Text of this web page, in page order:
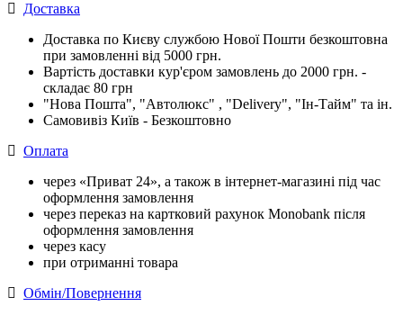
Доставка
Доставка по Києву службою Нової Пошти безкоштовна
при замовленні від 5000 грн.
Вартість доставки кур'єром замовлень до 2000 грн. -
складає 80 грн
"Нова Пошта", "Автолюкс" , "Delivery", "Iн-Тайм" та ін.
Самовивіз Київ - Безкоштовно
Оплата
через «Приват 24», а також в інтернет-магазині під час
оформлення замовлення
через переказ на картковий рахунок Monobank після
оформлення замовлення
через касу
при отриманні товара
Обмін/Повернення